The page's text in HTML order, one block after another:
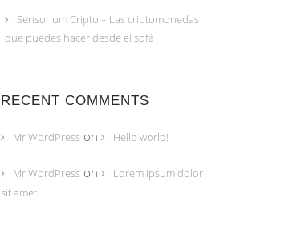
Sensorium Cripto – Las criptomonedas
que puedes hacer desde el sofá
RECENT COMMENTS
Mr WordPresson Hello world!
Mr WordPresson
Lorem ipsum dolor
sit amet